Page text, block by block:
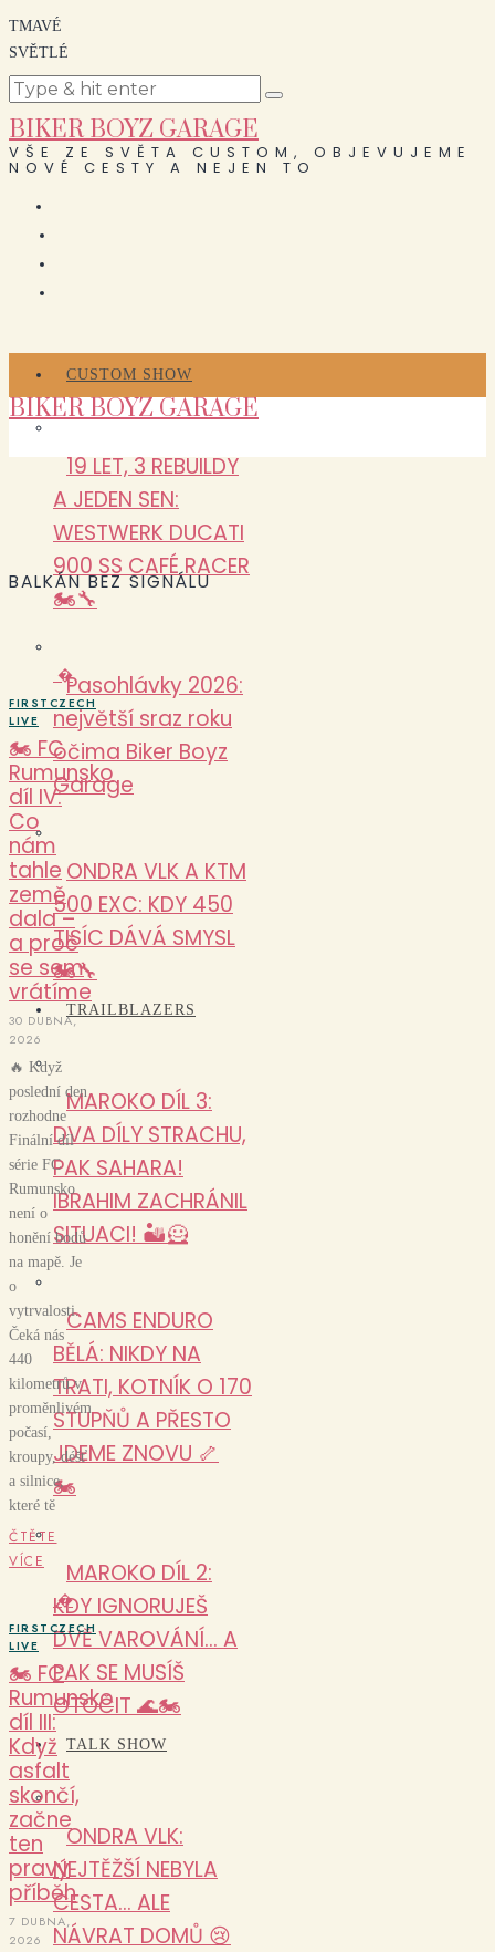
TMAVÉ
SVĚTLÉ
BIKER BOYZ GARAGE
VŠE ZE SVĚTA CUSTOM, OBJEVUJEME
NOVÉ CESTY A NEJEN TO
CUSTOM SHOW
19 LET, 3 REBUILDY
A JEDEN SEN:
WESTWERK DUCATI
900 SS CAFÉ RACER
🏍️🔧
Pasohlávky 2026:
největší sraz roku
očima Biker Boyz
Garage
ONDRA VLK A KTM
500 EXC: KDY 450
TISÍC DÁVÁ SMYSL
🏍️🔧
TRAILBLAZERS
MAROKO DÍL 3:
DVA DÍLY STRACHU,
PAK SAHARA!
IBRAHIM ZACHRÁNIL
SITUACI! 🏜️🦸
CAMS ENDURO
BĚLÁ: NIKDY NA
TRATI, KOTNÍK O 170
STUPŇŮ A PŘESTO
JDEME ZNOVU 🦴
🏍️
MAROKO DÍL 2:
KDY IGNORUJEŠ
DVĚ VAROVÁNÍ… A
PAK SE MUSÍŠ
OTOČIT 🌊🏍️
TALK SHOW
ONDRA VLK:
NEJTĚŽŠÍ NEBYLA
CESTA… ALE
NÁVRAT DOMŮ 😢
BIKER BOYZ GARAGE
BALKÁN BEZ SIGNÁLU
�
FIRSTCZECH
LIVE
🏍️ FC
Rumunsko
díl IV:
Co
nám
tahle
země
dala –
a proč
se sem
vrátíme
30 DUBNA,
2026
🔥 Když
poslední den
rozhodne
Finální díl
série FC
Rumunsko
není o
honění bodů
na mapě. Je
o
vytrvalosti.
Čeká nás
440
kilometrů v
proměnlivém
počasí,
kroupy, déšť
a silnice,
které tě
ČTĚTE
VÍCE
�
FIRSTCZECH
LIVE
🏍️ FC
Rumunsko
díl III:
Když
asfalt
skončí,
začne
ten
pravý
příběh
7 DUBNA,
2026